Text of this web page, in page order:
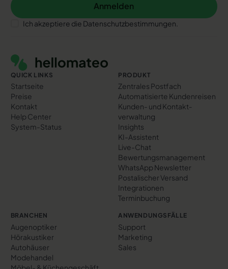
Anmelden
Anmelden
Ich akzeptiere die Datenschutzbestimmungen.
QUICK LINKS
Startseite
Preise
Kontakt
Help Center
System-Status
PRODUKT
Zentrales Postfach
Automatisierte Kundenreisen
Kunden- und Kontakt­
verwaltung
Insights
KI-Assistent
Live-Chat
Bewertungs­management
WhatsApp Newsletter
Postalischer Versand
Integrationen
Terminbuchung
BRANCHEN
Augenoptiker
Hörakustiker
Autohäuser
Modehandel
ANWENDUNGSFÄLLE
Support
Marketing
Sales